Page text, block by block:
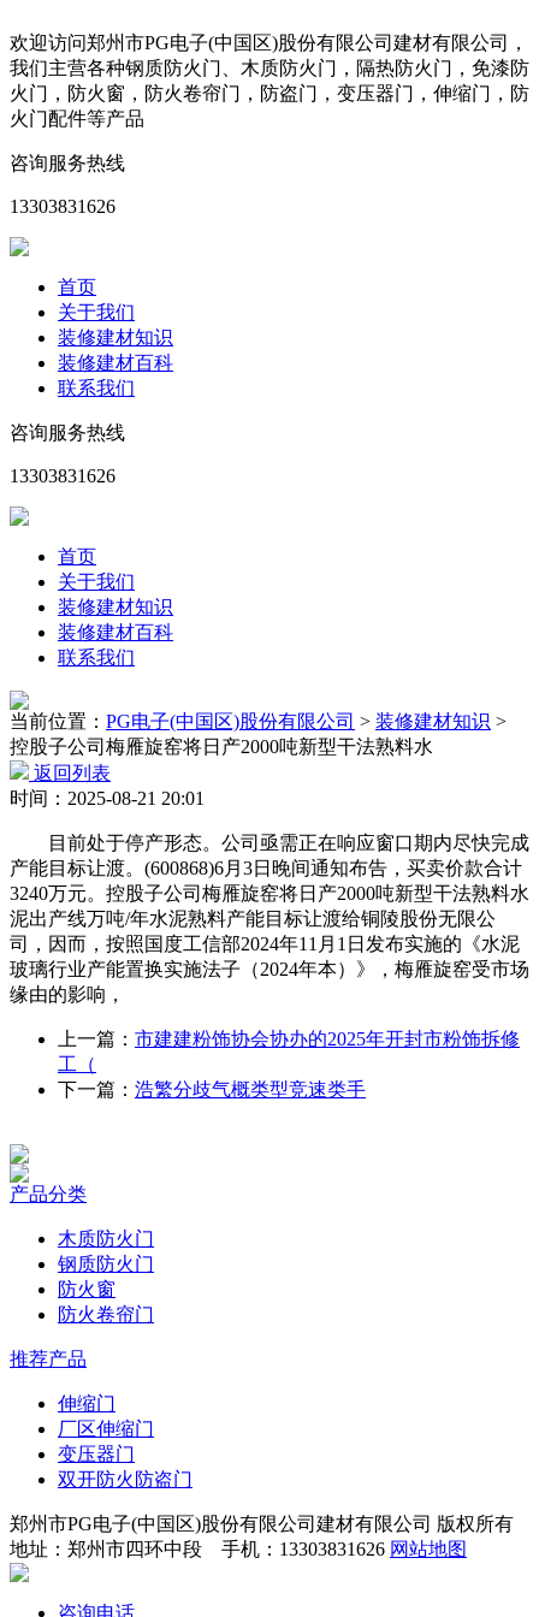
欢迎访问郑州市PG电子(中国区)股份有限公司建材有限公司，
我们主营各种钢质防火门、木质防火门，隔热防火门，免漆防
火门，防火窗，防火卷帘门，防盗门，变压器门，伸缩门，防
火门配件等产品
咨询服务热线
13303831626
首页
关于我们
装修建材知识
装修建材百科
联系我们
咨询服务热线
13303831626
首页
关于我们
装修建材知识
装修建材百科
联系我们
当前位置： PG电子(中国区)股份有限公司 > 装修建材知识 >
控股子公司梅雁旋窑将日产2000吨新型干法熟料水
返回列表
时间：2025-08-21 20:01
目前处于停产形态。公司亟需正在响应窗口期内尽快完成
产能目标让渡。(600868)6月3日晚间通知布告，买卖价款合计
3240万元。控股子公司梅雁旋窑将日产2000吨新型干法熟料水
泥出产线万吨/年水泥熟料产能目标让渡给铜陵股份无限公
司，因而，按照国度工信部2024年11月1日发布实施的《水泥
玻璃行业产能置换实施法子（2024年本）》，梅雁旋窑受市场
缘由的影响，
上一篇： 市建建粉饰协会协办的2025年开封市粉饰拆修
工（
下一篇： 浩繁分歧气概类型竞速类手
产品分类
木质防火门
钢质防火门
防火窗
防火卷帘门
推荐产品
伸缩门
厂区伸缩门
变压器门
双开防火防盗门
郑州市PG电子(中国区)股份有限公司建材有限公司 版权所有
地址：郑州市四环中段 手机：13303831626 网站地图
咨询电话